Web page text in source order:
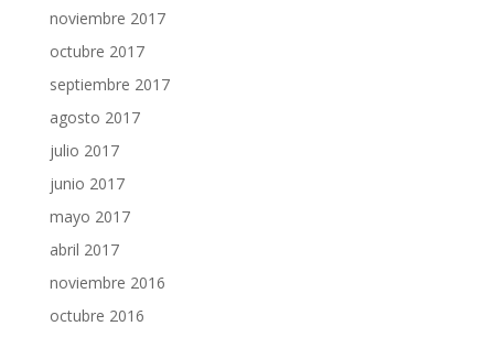
noviembre 2017
octubre 2017
septiembre 2017
agosto 2017
julio 2017
junio 2017
mayo 2017
abril 2017
noviembre 2016
octubre 2016